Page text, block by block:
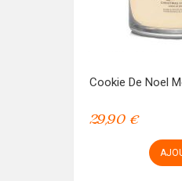
Cookie De Noel
29,90 €